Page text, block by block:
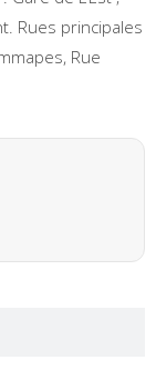
Rues principales
Rue